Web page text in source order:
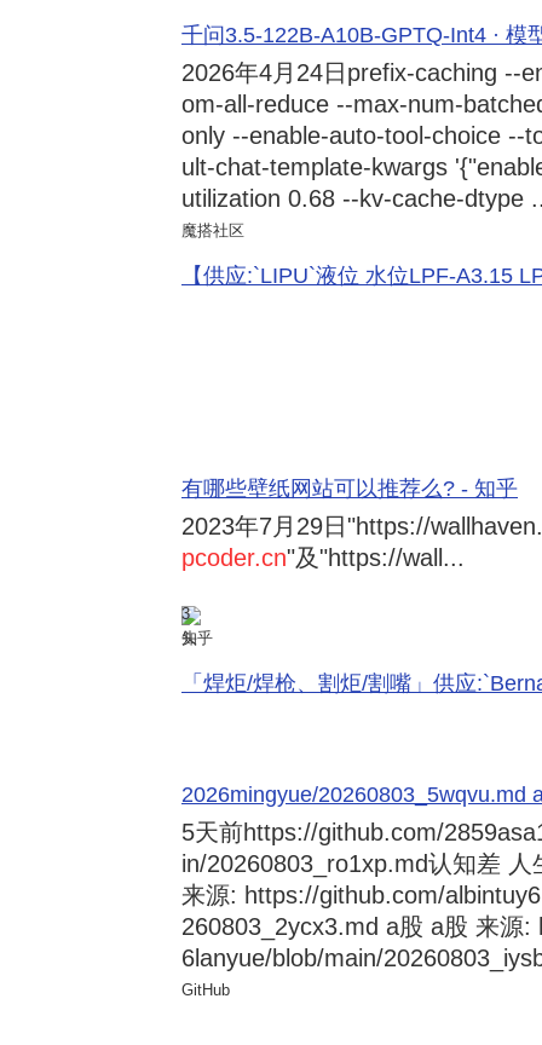
千问3.5-122B-A10B-GPTQ-Int4 · 模
2026年4月24日 prefix-caching --
om-all-reduce --max-num-
only --enable-auto-tool-choice --
ult-chat-template-kwargs
utilization 0.68 --kv-cache-dtype
魔搭社区
【供应:`LIPU`液位 水位LPF-A3.15
有哪些壁纸网站可以推荐么? - 知乎
2023年7月29日 "https://
pcoder.cn"及"https://wall...
3
知乎
「焊炬/焊枪、割炬/割嘴」供应
2026mingyue/20260803_5wqvu.md
5天前https://github.com/
in/20260803_ro1xp.md认知差
来源: https://github.com/
260803_2ycx3.md a股 a股 来源
6lanyue/blob/main/
GitHub